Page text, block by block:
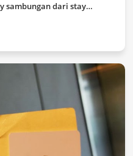
sambungan dari stay…